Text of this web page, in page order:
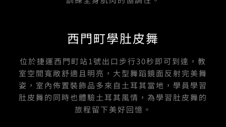
西門町學肚皮舞
位於捷運西門町站1號出口步行30秒即可到達，教
室空間寬敞舒適且明亮，大型舞蹈鏡面反射完美舞
姿，室內佈置裝飾品多來自土耳其當地，學員學習
肚皮舞的同時也體驗土耳其風情，為學習肚皮舞的
旅程留下美好回憶。